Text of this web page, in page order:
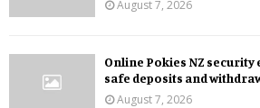
August 7, 2026
Online Pokies NZ
safe deposits and
August 7, 2026